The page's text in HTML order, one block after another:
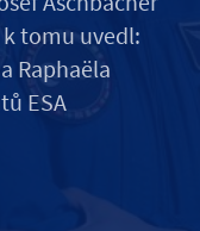
k tomu uvedl:
Raphaëla
ESA